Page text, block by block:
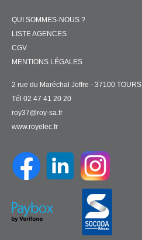
QUI SOMMES-NOUS ?
LISTE AGENCES
CGV
MENTIONS LÉGALES
2 rue du Maréchal Joffre - 37100 TOURS
Tél 02 47 41 20 20
roy37@roy-sa.fr
www.royelec.fr